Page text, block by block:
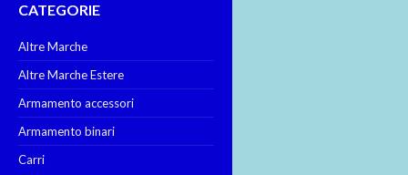
CATEGORIE
Altre Marche
Altre Marche Estere
Armamento accessori
Armamento binari
Carri